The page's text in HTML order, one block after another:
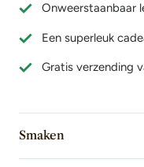
voor
Bonbonbook
12
(Valentijnseditie)
voor
Onweerstaanbaar
Een superleuk
Gratis verzending
Smaken